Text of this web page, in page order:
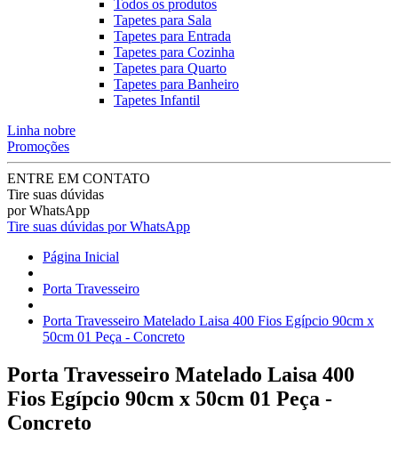
Todos os produtos
Tapetes para Sala
Tapetes para Entrada
Tapetes para Cozinha
Tapetes para Quarto
Tapetes para Banheiro
Tapetes Infantil
Linha nobre
Promoções
ENTRE EM CONTATO
Tire suas dúvidas
por WhatsApp
Tire suas dúvidas por WhatsApp
Página Inicial
Porta Travesseiro
Porta Travesseiro Matelado Laisa 400 Fios Egípcio 90cm x
50cm 01 Peça - Concreto
Porta Travesseiro Matelado Laisa 400
Fios Egípcio 90cm x 50cm 01 Peça -
Concreto